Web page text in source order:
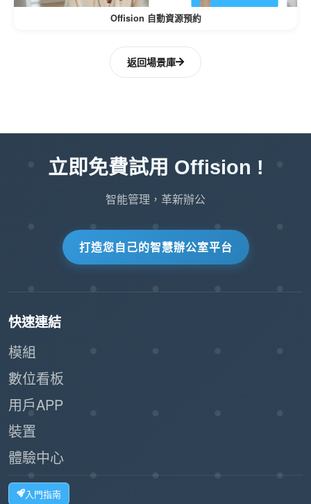
對於具有頻繁維護需求的組織，可以很
簡化的管理工作流程
專注於其他優先事項。
專業可靠的系統
透明的通信和自動化流程增強了用戶的
整體預約體驗。
Offision 中的
管理停機時間的重要工具。它確保對使用者的透
明度，防止預約衝突，並自動執行電子郵件通知
和資源發佈等關鍵任務。雖然它需要仔細的規劃
和監控，但此功能極大地增強了資源管理、用戶
滿意度和運營效率。
Offision 自動資源預約
返回場景庫
立即免費試用 Offision !
智能管理，革新辦公
打造您自己的智慧辦公室平台
快速連結
模組
數位看板
用戶APP
裝置
體驗中心
入門指南